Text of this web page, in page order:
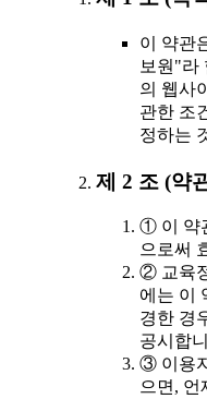
이 약관
보원"라
의 웹사
관한 조
정하는
제 2 조 (약
① 이 약
으로써
② 교육
에는 이
경한 경
공시합
③ 이용
으면, 언